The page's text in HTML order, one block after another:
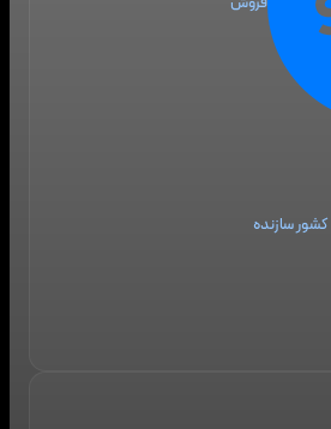
کشور سازنده